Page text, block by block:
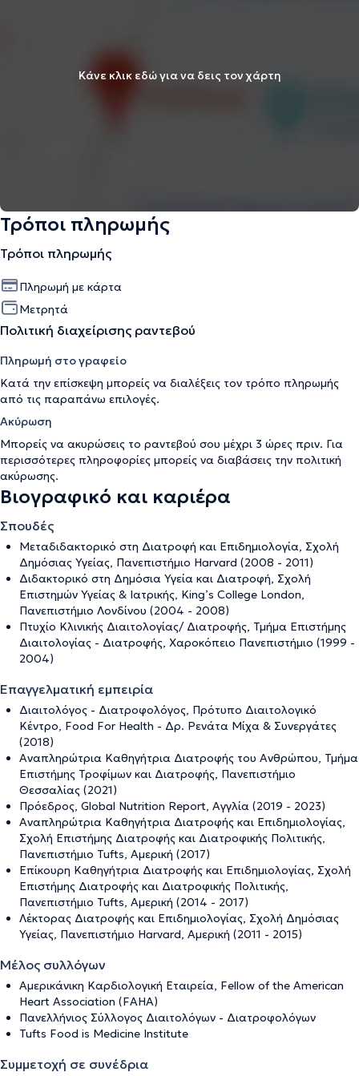
Κάνε κλικ εδώ για να δεις τον χάρτη
Τρόποι πληρωμής
Τρόποι πληρωμής
Πληρωμή με κάρτα
Μετρητά
Πολιτική διαχείρισης ραντεβού
Πληρωμή στο γραφείο
Κατά την επίσκεψη μπορείς να διαλέξεις τον τρόπο πληρωμής
από τις παραπάνω επιλογές.
Ακύρωση
Μπορείς να ακυρώσεις το ραντεβού σου μέχρι 3 ώρες πριν. Για
περισσότερες πληροφορίες μπορείς να διαβάσεις την πολιτική
ακύρωσης.
Βιογραφικό και καριέρα
Σπουδές
Μεταδιδακτορικό στη Διατροφή και Επιδημιολογία, Σχολή
Δημόσιας Υγείας, Πανεπιστήμιο Harvard (2008 - 2011)
Διδακτορικό στη Δημόσια Υγεία και Διατροφή, Σχολή
Επιστημών Υγείας & Ιατρικής, King’s College London,
Πανεπιστήμιο Λονδίνου (2004 - 2008)
Πτυχίο Κλινικής Διαιτολογίας/ Διατροφής, Τμήμα Επιστήμης
Διαιτολογίας - Διατροφής, Χαροκόπειο Πανεπιστήμιο (1999 -
2004)
Επαγγελματική εμπειρία
Διαιτολόγος - Διατροφολόγος, Πρότυπο Διαιτολογικό
Κέντρο, Food For Health - Δρ. Ρενάτα Μίχα & Συνεργάτες
(2018)
Αναπληρώτρια Καθηγήτρια Διατροφής του Ανθρώπου, Τμήμα
Επιστήμης Τροφίμων και Διατροφής, Πανεπιστήμιο
Θεσσαλίας (2021)
Πρόεδρος, Global Nutrition Report, Αγγλία (2019 - 2023)
Αναπληρώτρια Καθηγήτρια Διατροφής και Επιδημιολογίας,
Σχολή Επιστήμης Διατροφής και Διατροφικής Πολιτικής,
Πανεπιστήμιο Tufts, Αμερική (2017)
Επίκουρη Καθηγήτρια Διατροφής και Επιδημιολογίας, Σχολή
Επιστήμης Διατροφής και Διατροφικής Πολιτικής,
Πανεπιστήμιο Tufts, Αμερική (2014 - 2017)
Λέκτορας Διατροφής και Επιδημιολογίας, Σχολή Δημόσιας
Υγείας, Πανεπιστήμιο Harvard, Αμερική (2011 - 2015)
Μέλος συλλόγων
Αμερικάνικη Καρδιολογική Εταιρεία, Fellow of the American
Heart Association (FAHA)
Πανελλήνιος Σύλλογος Διαιτολόγων - Διατροφολόγων
Tufts Food is Medicine Institute
Συμμετοχή σε συνέδρια